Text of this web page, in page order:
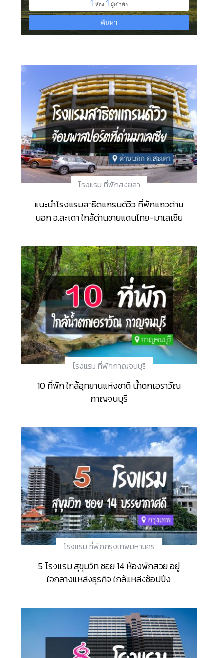
โรงแรม ที่พักสงขลา
แนะนำโรงแรมสาธิตแกรนด์วิว ที่พักแถวด่าน
นอก อ.สะเดา ใกล้ด่านชายแดนไทย-มาเลเซีย
โรงแรม ที่พักกาญจนบุรี
10 ที่พัก ใกล้อุทยานแห่งชาติ น้ำตกเอราวัณ
กาญจนบุรี
โรงแรม ที่พักกรุงเทพมหานคร
5 โรงแรม สุขุมวิท ซอย 14 ห้องพักสวย อยู่
ใจกลางแหล่งธุรกิจ ใกล้แหล่งช้อปปิ้ง